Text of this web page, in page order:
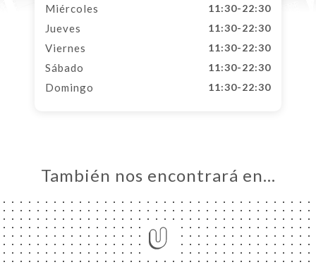
Miércoles 11:30-22:30
Jueves 11:30-22:30
Viernes 11:30-22:30
Sábado 11:30-22:30
Domingo 11:30-22:30
También nos encontrará en…